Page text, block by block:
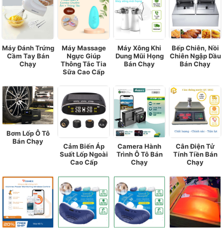
Máy Đánh Trứng
Cầm Tay Bán
Chạy
Máy Massage
Ngực Giúp
Thông Tắc Tia
Sữa Cao Cấp
Máy Xông Khi
Dung Mũi Họng
Bán Chạy
Bếp Chiên, Nồi
Chiên Ngập Dầu
Bán Chạy
Bơm Lốp Ô Tô
Bán Chạy
Cảm Biến Áp
Suất Lốp Ngoài
Cao Cấp
Camera Hành
Trình Ô Tô Bán
Chạy
Cân Điện Tử
Tính Tiền Bán
Chạy